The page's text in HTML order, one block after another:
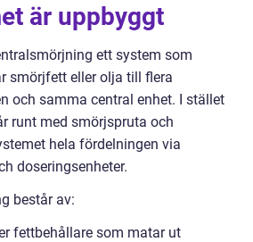
är uppbyggt
ett system som
smörjfett eller olja till flera
och samma central enhet. I stället
runt med smörjspruta och
hela fördelningen via
doseringsenheter.
består av:
fettbehållare som matar ut